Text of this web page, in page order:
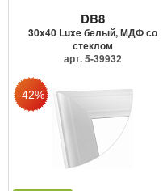
DB8
30x40 Luxe белый, МДФ со
стеклом
арт. 5-39932